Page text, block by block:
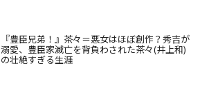
『豊臣兄弟！』茶々＝悪女はほぼ創作？秀吉が
溺愛、豊臣家滅亡を背負わされた茶々(井上和)
の壮絶すぎる生涯